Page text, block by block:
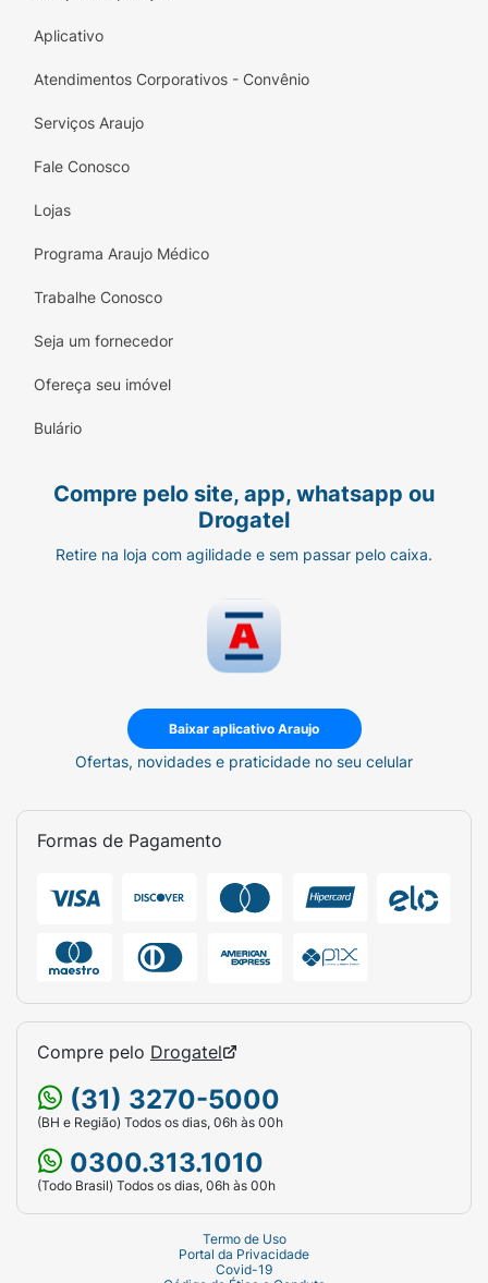
Aplicativo
Atendimentos Corporativos - Convênio
Serviços Araujo
Fale Conosco
Lojas
Programa Araujo Médico
Trabalhe Conosco
Seja um fornecedor
Ofereça seu imóvel
Bulário
Compre pelo site, app, whatsapp ou
Drogatel
Retire na loja com agilidade e sem passar pelo caixa.
Baixar aplicativo Araujo
Ofertas, novidades e praticidade no seu celular
Formas de Pagamento
Compre pelo Drogatel
(31) 3270-5000
(BH e Região) Todos os dias, 06h às 00h
0300.313.1010
(Todo Brasil) Todos os dias, 06h às 00h
Termo de Uso
Portal da Privacidade
Covid-19